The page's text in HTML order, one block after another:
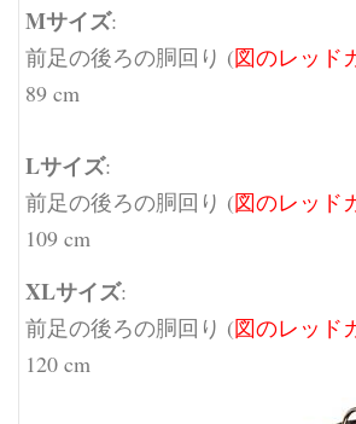
Mサイズ:
前足の後ろの胴回り (図のレッド
89 cm
Lサイズ:
前足の後ろの胴回り (図のレッド
109 cm
XLサイズ:
前足の後ろの胴回り (図のレッド
120 cm